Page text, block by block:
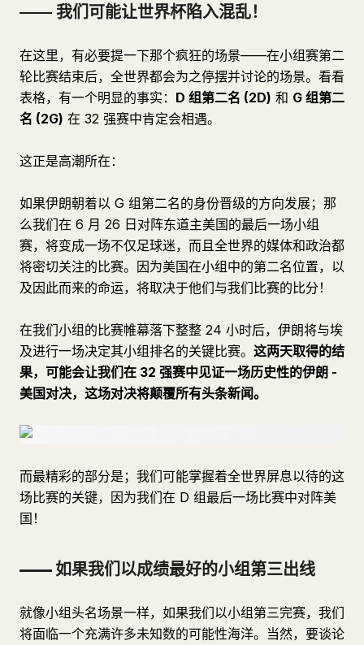
—— 我们可能让世界杯陷入混乱！
在这里，有必要提一下那个疯狂的场景——在小组赛第二
轮比赛结束后，全世界都会为之停摆并讨论的场景。看看
表格，有一个明显的事实： D 组第二名 (2D) 和 G 组第二
名 (2G) 在 32 强赛中肯定会相遇。
这正是高潮所在：
如果伊朗朝着以 G 组第二名的身份晋级的方向发展；那
么我们在 6 月 26 日对阵东道主美国的最后一场小组
赛，将变成一场不仅足球迷，而且全世界的媒体和政治都
将密切关注的比赛。因为美国在小组中的第二名位置，以
及因此而来的命运，将取决于他们与我们比赛的比分！
在我们小组的比赛帷幕落下整整 24 小时后，伊朗将与埃
及进行一场决定其小组排名的关键比赛。 这两天取得的结
果，可能会让我们在 32 强赛中见证一场历史性的伊朗 -
美国对决，这场对决将颠覆所有头条新闻。
而最精彩的部分是；我们可能掌握着全世界屏息以待的这
场比赛的关键，因为我们在 D 组最后一场比赛中对阵美
国！
—— 如果我们以成绩最好的小组第三出线
就像小组头名场景一样，如果我们以小组第三完赛，我们
将面临一个充满许多未知数的可能性海洋。当然，要谈论